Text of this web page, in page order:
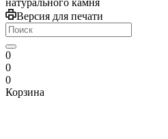
натурального камня
Версия для печати
0
0
0
Корзина